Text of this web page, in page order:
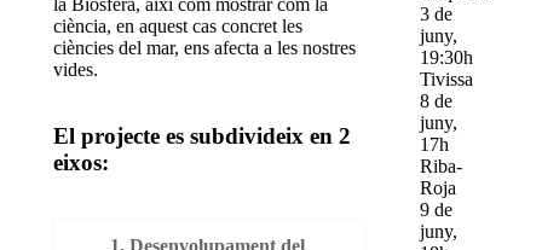
ciència, en aquest cas concret les
ciències del mar, ens afecta a les nostres
vides.
El projecte es subdivideix en 2
eixos:
1. Desenvolupament del
3 de
juny,
19:30h
Tivissa
8 de
juny,
17h
Riba-
Roja
9 de
juny,